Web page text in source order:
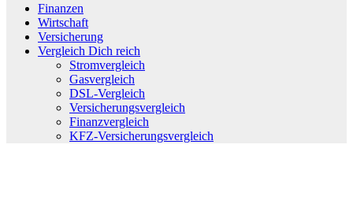
Finanzen
Wirtschaft
Versicherung
Vergleich Dich reich
Stromvergleich
Gasvergleich
DSL-Vergleich
Versicherungsvergleich
Finanzvergleich
KFZ-Versicherungsvergleich